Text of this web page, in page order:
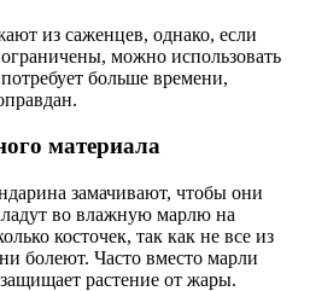
из саженцев, однако, если
можно использовать
больше времени,
материала
замачивают, чтобы они
во влажную марлю на
косточек, так как не все из
болеют. Часто вместо марли
растение от жары.